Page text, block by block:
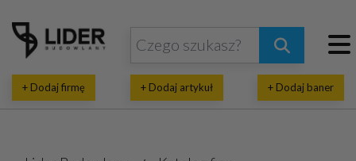
+ Dodaj firmę + Dodaj artykuł + Dodaj baner